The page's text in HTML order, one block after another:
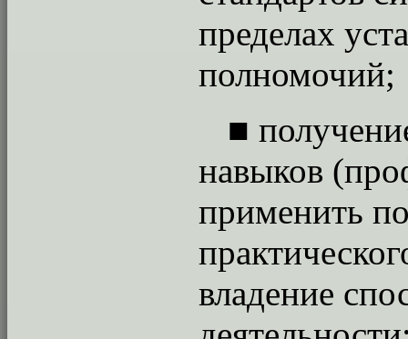
пределах
полномочий;
■
навыков
применить
владение